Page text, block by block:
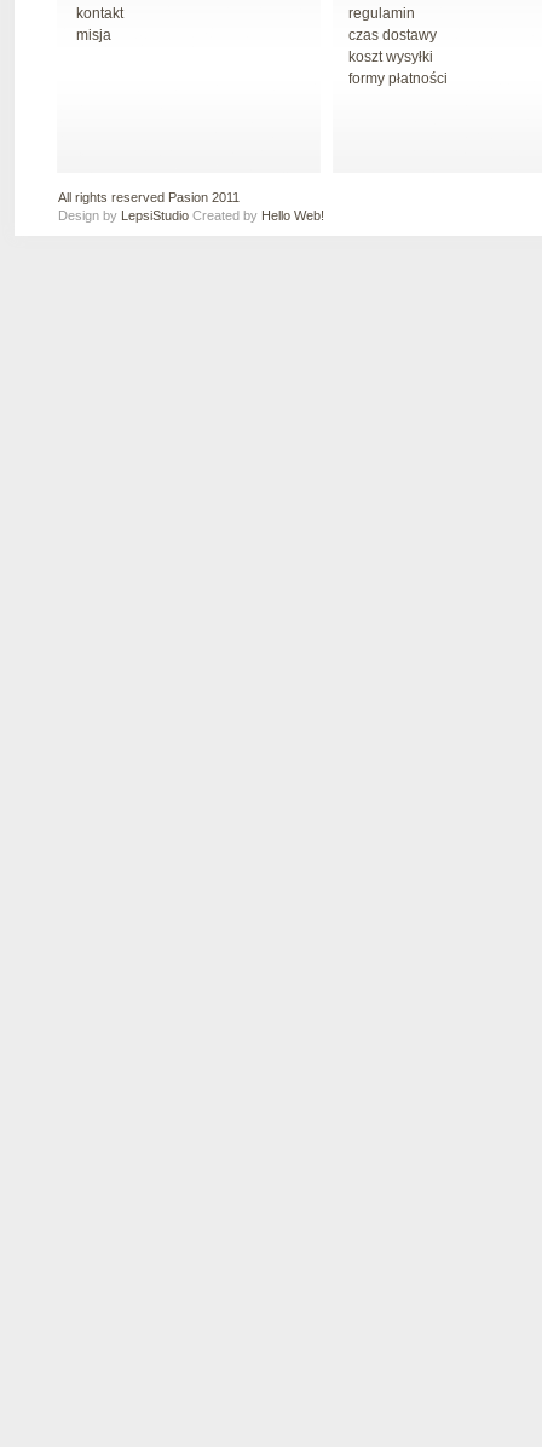
kontakt
misja
regulamin
czas dostawy
koszt wysyłki
formy płatności
All rights reserved Pasion 2011
Design by LepsiStudio Created by Hello Web!